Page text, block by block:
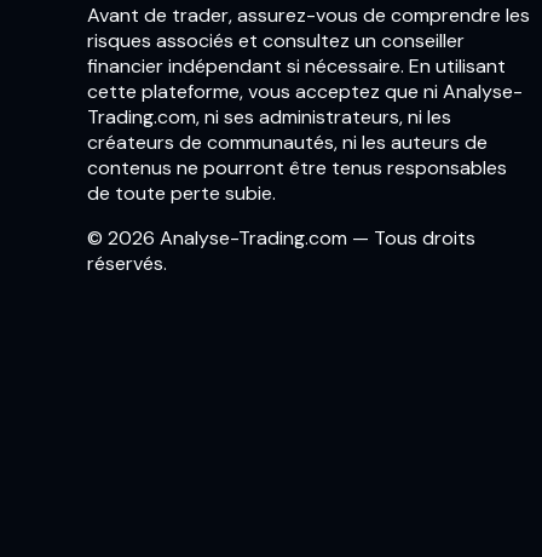
Avant de trader, assurez-vous de comprendre les
risques associés et consultez un conseiller
financier indépendant si nécessaire. En utilisant
cette plateforme, vous acceptez que ni Analyse-
Trading.com, ni ses administrateurs, ni les
créateurs de communautés, ni les auteurs de
contenus ne pourront être tenus responsables
de toute perte subie.
© 2026 Analyse-Trading.com — Tous droits
réservés.